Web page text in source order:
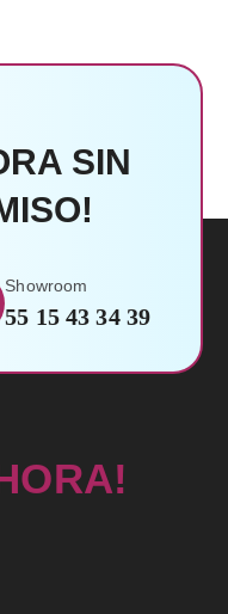
SIN
Showroom
55 15 43 34 39
ORA!